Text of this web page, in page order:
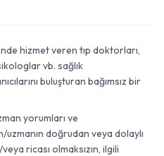
hizmet veren tıp doktorları,
vb. sağlık
buluşturan bağımsız bir
yorumları ve
doğrudan veya dolaylı
ricası olmaksızın, ilgili